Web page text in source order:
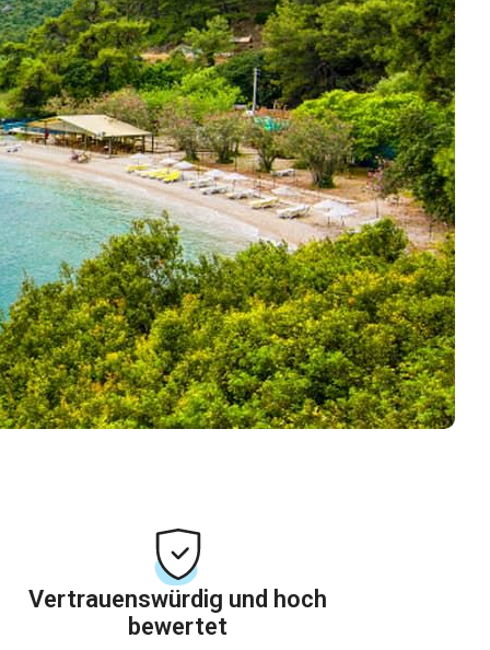
Vertrauenswürdig und hoch
bewertet